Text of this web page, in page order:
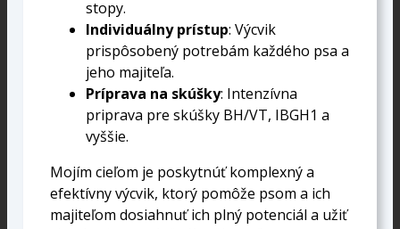
stopy.
Individuálny prístup: Výcvik
prispôsobený potrebám každého psa a
jeho majiteľa.
Príprava na skúšky: Intenzívna
priprava pre skúšky BH/VT, IBGH1 a
vyššie.
Mojím cieľom je poskytnúť komplexný a
efektívny výcvik, ktorý pomôže psom a ich
majiteľom dosiahnuť ich plný potenciál a užiť